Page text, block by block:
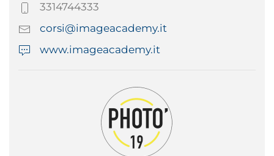
3314744333
corsi@imageacademy.it
www.imageacademy.it